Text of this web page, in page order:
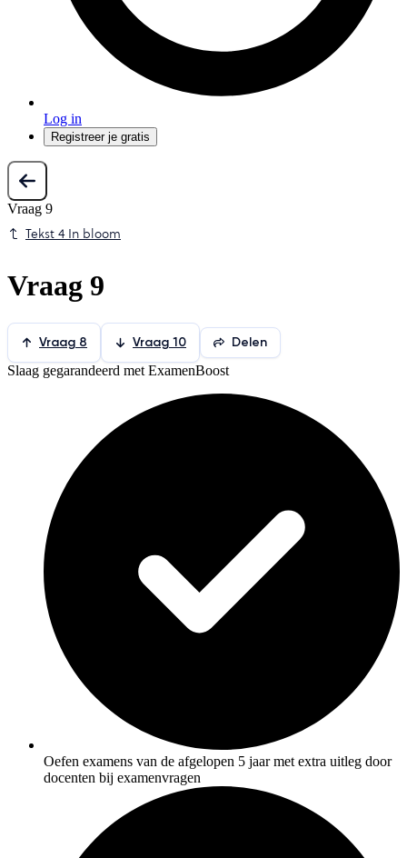
Log in
Registreer je gratis
Vraag 9
Tekst 4 In bloom
Vraag 9
Vraag 8 Vraag 10
Delen
Slaag gegarandeerd met ExamenBoost
Oefen examens van de afgelopen 5 jaar met extra uitleg door
docenten bij examenvragen